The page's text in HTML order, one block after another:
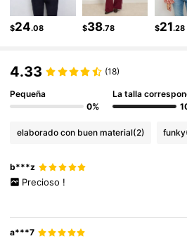
$24.08 $38.78 $21.28
4.33 (18)
Pequeña
0%
La talla
elaborado con buen material(2) funky
b***z
Precioso !
a***7